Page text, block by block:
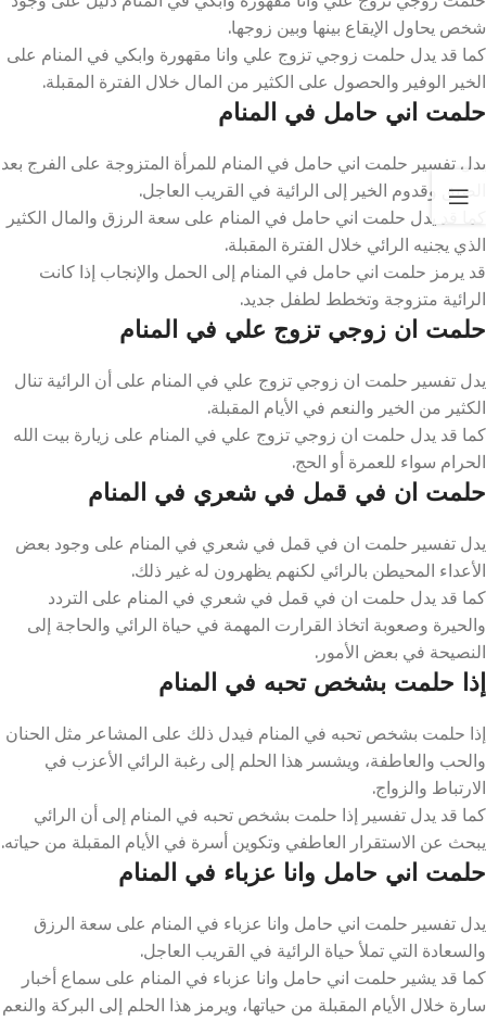
شخص يحاول الإيقاع بينها وبين زوجها.
كما قد يدل حلمت زوجي تزوج علي وانا مقهورة وابكي في المنام على
الخير الوفير والحصول على الكثير من المال خلال الفترة المقبلة.
حلمت اني حامل في المنام
يدل تفسير حلمت اني حامل في المنام للمرأة المتزوجة على الفرج بعد
الضيق وقدوم الخير إلى الرائية في القريب العاجل.
كما قد يدل حلمت اني حامل في المنام على سعة الرزق والمال الكثير
الذي يجنيه الرائي خلال الفترة المقبلة.
قد يرمز حلمت اني حامل في المنام إلى الحمل والإنجاب إذا كانت
الرائية متزوجة وتخطط لطفل جديد.
حلمت ان زوجي تزوج علي في المنام
يدل تفسير حلمت ان زوجي تزوج علي في المنام على أن الرائية تنال
الكثير من الخير والنعم في الأيام المقبلة.
كما قد يدل حلمت ان زوجي تزوج علي في المنام على زيارة بيت الله
الحرام سواء للعمرة أو الحج.
حلمت ان في قمل في شعري في المنام
يدل تفسير حلمت ان في قمل في شعري في المنام على وجود بعض
الأعداء المحيطن بالرائي لكنهم يظهرون له غير ذلك.
كما قد يدل حلمت ان في قمل في شعري في المنام على التردد
والحيرة وصعوبة اتخاذ القرارت المهمة في حياة الرائي والحاجة إلى
النصيحة في بعض الأمور.
إذا حلمت بشخص تحبه في المنام
إذا حلمت بشخص تحبه في المنام فيدل ذلك على المشاعر مثل الحنان
والحب والعاطفة، ويشسر هذا الحلم إلى رغبة الرائي الأعزب في
الارتباط والزواج.
كما قد يدل تفسير إذا حلمت بشخص تحبه في المنام إلى أن الرائي
يبحث عن الاستقرار العاطفي وتكوين أسرة في الأيام المقبلة من حياته.
حلمت اني حامل وانا عزباء في المنام
يدل تفسير حلمت اني حامل وانا عزباء في المنام على سعة الرزق
والسعادة التي تملأ حياة الرائية في القريب العاجل.
كما قد يشير حلمت اني حامل وانا عزباء في المنام على سماع أخبار
سارة خلال الأيام المقبلة من حياتها، ويرمز هذا الحلم إلى البركة والنعم